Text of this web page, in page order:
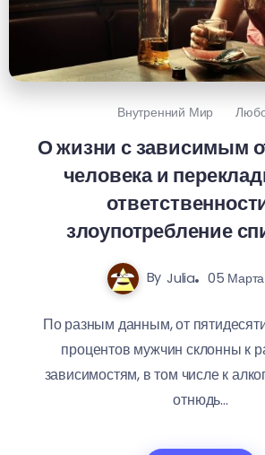
Внутренний Мир
О жизни с зависимым
человека и
злоупотребление
By Julia 05 Марта
По разным данным, от
процентов мужчин склонны к
зависимостям, в том числе к
отнюдь...